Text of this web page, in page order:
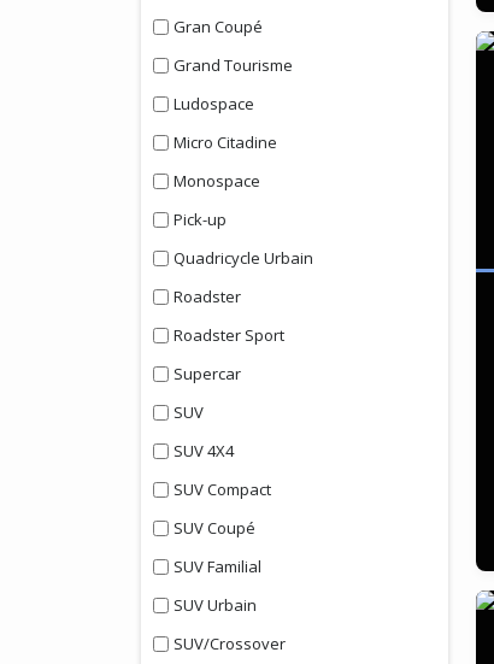
Gran Coupé
Grand Tourisme
Ludospace
Micro Citadine
Monospace
Pick-up
Quadricycle Urbain
Roadster
Roadster Sport
Supercar
SUV
SUV 4X4
SUV Compact
SUV Coupé
SUV Familial
SUV Urbain
SUV/Crossover